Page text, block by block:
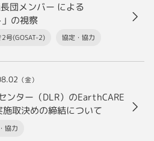
団メンバー による
」の視察
2号(GOSAT-2) 協定・協力
（金）
ンター（DLR）のEarthCARE
取決めの締結について
協力